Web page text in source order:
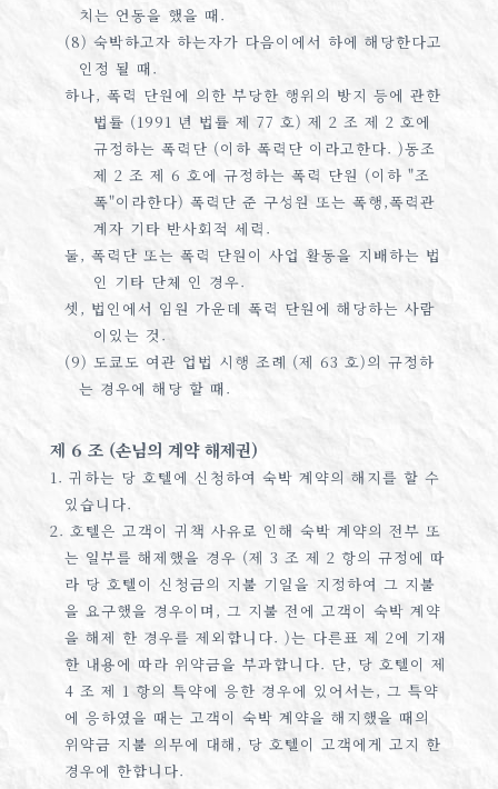
치는 언동을 했을 때.
(8) 숙박하고자 하는자가 다음이에서 하에 해당한다고
인정 될 때.
하나, 폭력 단원에 의한 부당한 행위의 방지 등에 관한
법률 (1991 년 법률 제 77 호) 제 2 조 제 2 호에
규정하는 폭력단 (이하 폭력단 이라고한다. )동조
제 2 조 제 6 호에 규정하는 폭력 단원 (이하 "조
폭"이라한다) 폭력단 준 구성원 또는 폭행,폭력관
계자 기타 반사회적 세력.
둘, 폭력단 또는 폭력 단원이 사업 활동을 지배하는 법
인 기타 단체 인 경우.
셋, 법인에서 임원 가운데 폭력 단원에 해당하는 사람
이있는 것.
(9) 도쿄도 여관 업법 시행 조례 (제 63 호)의 규정하
는 경우에 해당 할 때.
제 6 조 (손님의 계약 해제권)
1. 귀하는 당 호텔에 신청하여 숙박 계약의 해지를 할 수
있습니다.
2. 호텔은 고객이 귀책 사유로 인해 숙박 계약의 전부 또
는 일부를 해제했을 경우 (제 3 조 제 2 항의 규정에 따
라 당 호텔이 신청금의 지불 기일을 지정하여 그 지불
을 요구했을 경우이며, 그 지불 전에 고객이 숙박 계약
을 해제 한 경우를 제외합니다. )는 다른표 제 2에 기재
한 내용에 따라 위약금을 부과합니다. 단, 당 호텔이 제
4 조 제 1 항의 특약에 응한 경우에 있어서는, 그 특약
에 응하였을 때는 고객이 숙박 계약을 해지했을 때의
위약금 지불 의무에 대해, 당 호텔이 고객에게 고지 한
경우에 한합니다.